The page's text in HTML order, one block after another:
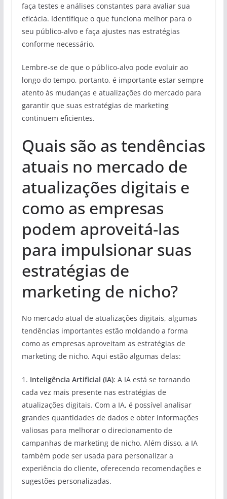
faça testes e análises constantes para avaliar sua
eficácia. Identifique o que funciona melhor para o
seu público-alvo e faça ajustes nas estratégias
conforme necessário.
Lembre-se de que o público-alvo pode evoluir ao
longo do tempo, portanto, é importante estar sempre
atento às mudanças e atualizações do mercado para
garantir que suas estratégias de marketing
continuem eficientes.
Quais são as tendências
atuais no mercado de
atualizações digitais e
como as empresas
podem aproveitá-las
para impulsionar suas
estratégias de
marketing de nicho?
No mercado atual de atualizações digitais, algumas
tendências importantes estão moldando a forma
como as empresas aproveitam as estratégias de
marketing de nicho. Aqui estão algumas delas:
1. Inteligência Artificial (IA): A IA está se tornando
cada vez mais presente nas estratégias de
atualizações digitais. Com a IA, é possível analisar
grandes quantidades de dados e obter informações
valiosas para melhorar o direcionamento de
campanhas de marketing de nicho. Além disso, a IA
também pode ser usada para personalizar a
experiência do cliente, oferecendo recomendações e
sugestões personalizadas.